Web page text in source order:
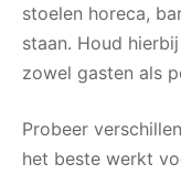
stoelen horeca,
staan. Houd
zowel gasten als
Probeer
het beste werkt